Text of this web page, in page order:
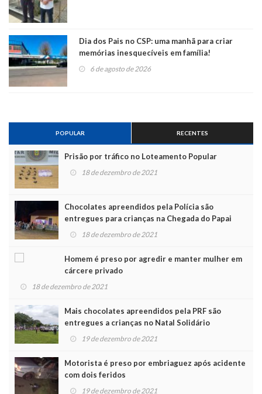
Dia dos Pais no CSP: uma manhã para criar
memórias inesquecíveis em família!
6 de agosto de 2026
POPULAR RECENTES
Prisão por tráfico no Loteamento Popular
18 de dezembro de 2021
Chocolates apreendidos pela Polícia são
entregues para crianças na Chegada do Papai
Noel 18 de dezembro de 2021
Homem é preso por agredir e manter mulher em
cárcere privado
18 de dezembro de 2021
Mais chocolates apreendidos pela PRF são
entregues a crianças no Natal Solidário
19 de dezembro de 2021
Motorista é preso por embriaguez após acidente
com dois feridos
19 de dezembro de 2021